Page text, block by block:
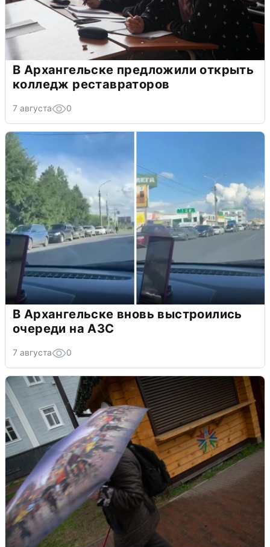
В Архангельске предложили открыть
колледж реставраторов
7 августа 0
В Архангельске вновь выстроились
очереди на АЗС
7 августа 0